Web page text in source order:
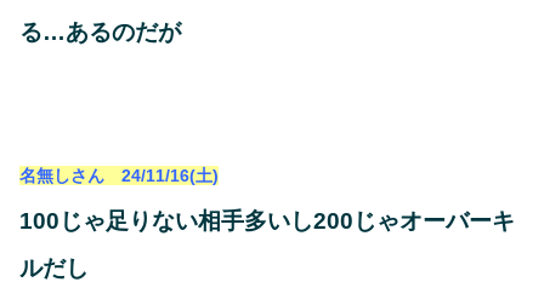
る…あるのだが
名無しさん 24/11/16(土)
100じゃ足りない相手多いし200じゃオーバーキ
ルだし